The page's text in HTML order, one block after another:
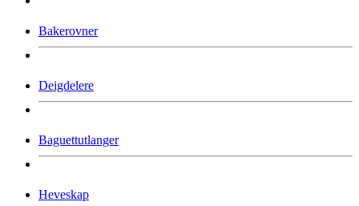
Bakerovner
Deigdelere
Baguettutlanger
Heveskap